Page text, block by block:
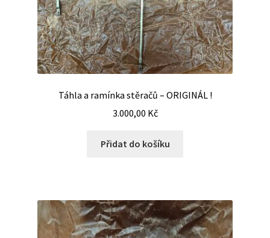
Táhla a ramínka stěračů – ORIGINÁL !
3.000,00 Kč
Přidat do košíku